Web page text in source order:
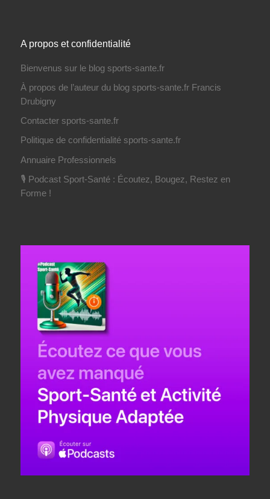
A propos et confidentialité
Bienvenus sur le blog sports-sante.fr
À propos de l’auteur du blog sports-sante.fr Francis
Drubigny
Contacter sports-sante.fr
Politique de confidentialité sports-sante.fr
Annuaire Professionnels
🎙️ Podcast Sport-Santé : Écoutez, Bougez, Restez en
Forme !